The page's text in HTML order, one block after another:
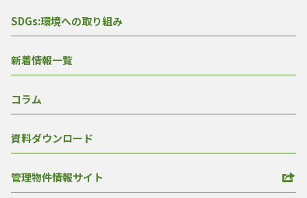
SDGs:環境への取り組み
新着情報一覧
コラム
資料ダウンロード
管理物件情報サイト